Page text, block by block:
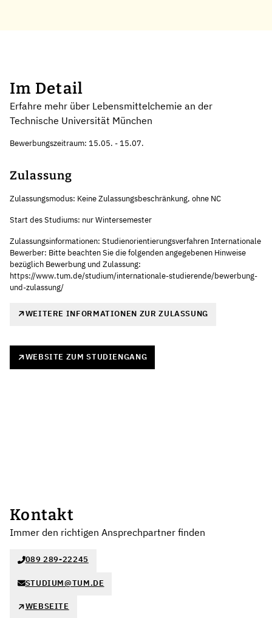
Im Detail
Erfahre mehr über Lebensmittelchemie an der
Technische Universität München
Bewerbungszeitraum: 15.05. - 15.07.
Zulassung
Zulassungsmodus: Keine Zulassungsbeschränkung, ohne NC
Start des Studiums: nur Wintersemester
Zulassungsinformationen: Studienorientierungsverfahren Internationale
Bewerber: Bitte beachten Sie die folgenden angegebenen Hinweise
bezüglich Bewerbung und Zulassung:
https://www.tum.de/studium/internationale-studierende/bewerbung-
und-zulassung/
WEITERE INFORMATIONEN ZUR ZULASSUNG
WEBSITE ZUM STUDIENGANG
Kontakt
Immer den richtigen Ansprechpartner finden
089 289-22245
STUDIUM@TUM.DE
WEBSEITE